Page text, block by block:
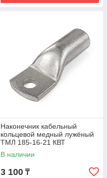
Наконечник кабельный
кольцевой медный лужёный
ТМЛ 185-16-21 КВТ
В наличии
3 100 ₸